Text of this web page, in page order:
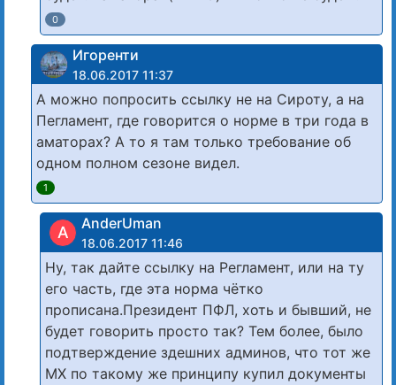
0
Игоренти
18.06.2017 11:37
А можно попросить ссылку не на Сироту, а на
Пегламент, где говорится о норме в три года в
аматорах? А то я там только требование об
одном полном сезоне видел.
1
A AnderUman
18.06.2017 11:46
Ну, так дайте ссылку на Регламент, или на ту
его часть, где эта норма чётко
прописана.Президент ПФЛ, хоть и бывший, не
будет говорить просто так? Тем более, было
подтверждение здешних админов, что тот же
МХ по такому же принципу купил документы